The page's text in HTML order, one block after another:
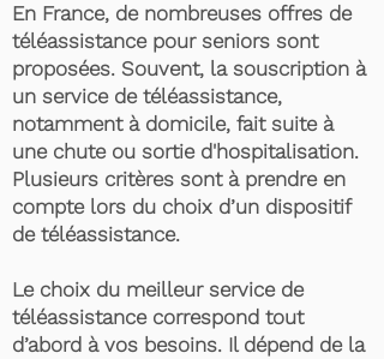
En France, de nombreuses offres de
téléassistance pour seniors sont
proposées. Souvent, la souscription à
un service de téléassistance,
notamment à domicile, fait suite à
une chute ou sortie d'hospitalisation.
Plusieurs critères sont à prendre en
compte lors du choix d’un dispositif
de téléassistance.
Le choix du meilleur service de
téléassistance correspond tout
d’abord à vos besoins. Il dépend de la